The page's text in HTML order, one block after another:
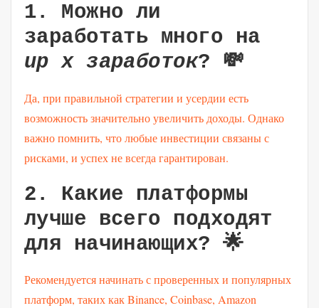
1. Можно ли
заработать много на
up x заработок? 💸
Да, при правильной стратегии и усердии есть
возможность значительно увеличить доходы. Однако
важно помнить, что любые инвестиции связаны с
рисками, и успех не всегда гарантирован.
2. Какие платформы
лучше всего подходят
для начинающих? 🌟
Рекомендуется начинать с проверенных и популярных
платформ, таких как Binance, Coinbase, Amazon